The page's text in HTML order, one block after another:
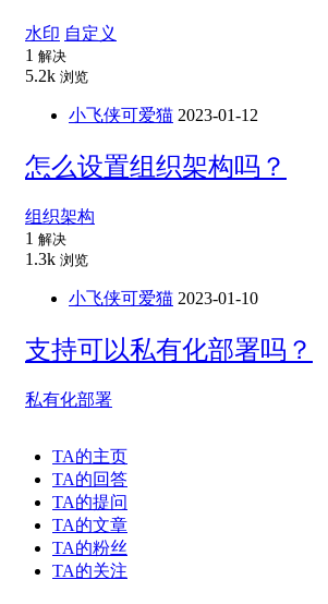
水印 自定义
1 解决
5.2k 浏览
小飞侠可爱猫 2023-01-12
怎么设置组织架构吗？
组织架构
1 解决
1.3k 浏览
小飞侠可爱猫 2023-01-10
支持可以私有化部署吗？
私有化部署
TA的主页
TA的回答
TA的提问
TA的文章
TA的粉丝
TA的关注